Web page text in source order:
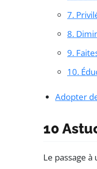
7.
8.
9.
10.
Adopter
10
Le passage à